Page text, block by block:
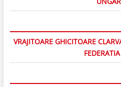
VRAJITOARE GHICITOARE